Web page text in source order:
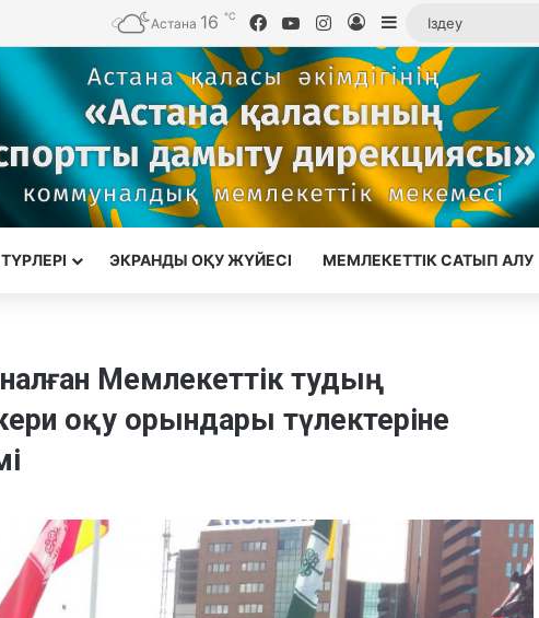
Астана 16 ℃ Facebook
YouTubeInstagram
Кіру Sidebar
ЭКРАНДЫ ОҚУ ЖҮЙЕСІ МЕМЛЕКЕТТІК САТЫП АЛУ
Мемлекеттік тудың
оқу орындары түлектеріне